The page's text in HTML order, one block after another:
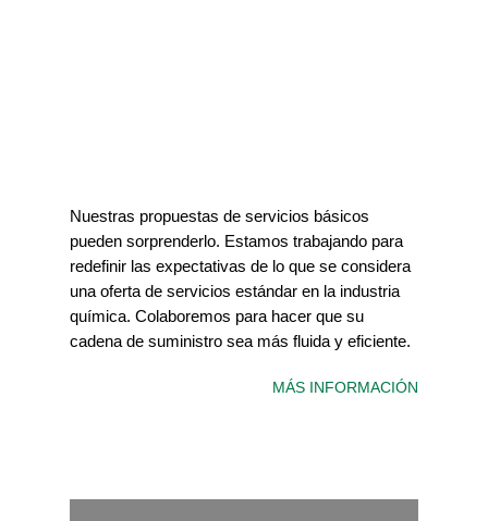
Nuestras propuestas de servicios básicos
pueden sorprenderlo. Estamos trabajando para
redefinir las expectativas de lo que se considera
una oferta de servicios estándar en la industria
química. Colaboremos para hacer que su
cadena de suministro sea más fluida y eficiente.
MÁS INFORMACIÓN